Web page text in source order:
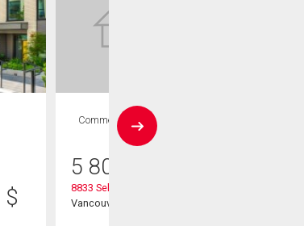
$
Commercial
5 800 000
8833 Selkirk Street
Vancouver, BC